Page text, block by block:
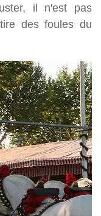
il n'est pas
des foules du